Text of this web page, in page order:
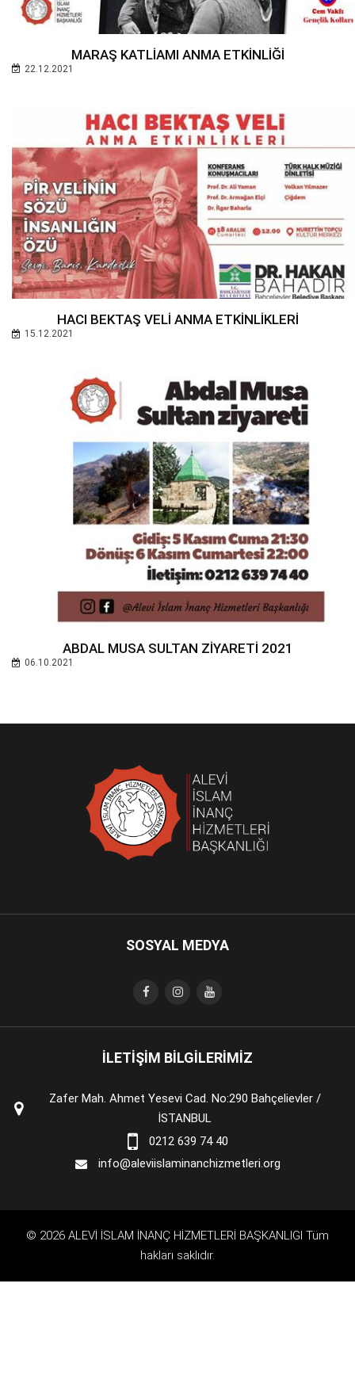
MARAŞ KATLİAMI ANMA ETKİNLİĞİ
22.12.2021
HACI BEKTAŞ VELİ ANMA ETKİNLİKLERİ
15.12.2021
ABDAL MUSA SULTAN ZİYARETİ 2021
06.10.2021
SOSYAL MEDYA
İLETİŞİM BİLGİLERİMİZ
Zafer Mah. Ahmet Yesevi Cad. No:290 Bahçelievler /
İSTANBUL
0212 639 74 40
info@aleviislaminanchizmetleri.org
© 2026 ALEVİ İSLAM İNANÇ HİZMETLERİ BAŞKANLIGI Tüm
hakları saklıdır.